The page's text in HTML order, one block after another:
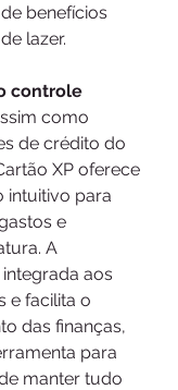
benefícios
lazer.
controle
como
de crédito do
XP oferece
intuitivo para
e
A
aos
e facilita o
das finanças,
para
manter tudo